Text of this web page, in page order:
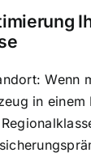
Wenn
in einem